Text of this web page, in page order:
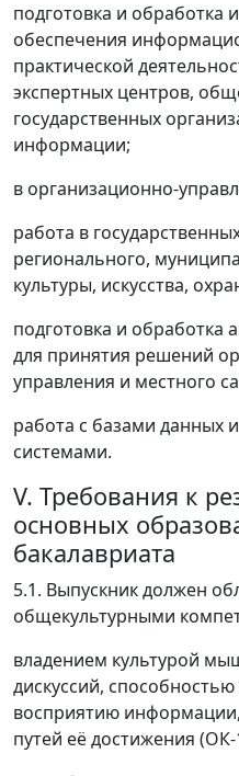
подготовка и обработка
обеспечения
практической
экспертных центров,
государственных
информации;
в организационно-
работа в
регионального,
культуры, искусства,
подготовка и обработка
для принятия решений
управления и местного
работа с базами
системами.
V. Требования к
основных
бакалавриата
5.1. Выпускник должен
общекультурными
владением культурой
дискуссий,
восприятию
путей её достижения (ОК-